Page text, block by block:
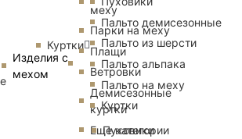
Изделия с
мехом
меху
Парки на меху
Плащи
Ветровки
Демисезонные
куртки
Еще категории
Куртки
Пальто демисезонные
Пальто из шерсти
Пальто альпака
Пальто на меху
Куртки
Пуховики